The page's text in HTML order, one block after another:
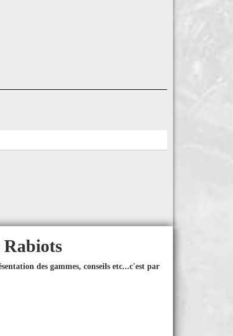
des gammes, conseils etc...c'est par